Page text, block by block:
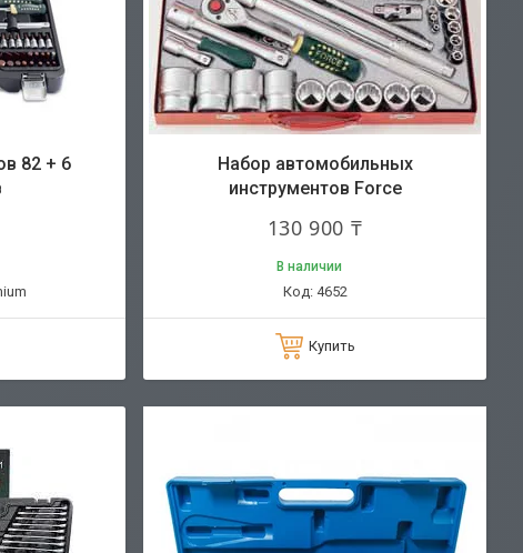
82 + 6
Набор автомобильных
инструментов Force
130 900 ₸
В наличии
4652
Купить